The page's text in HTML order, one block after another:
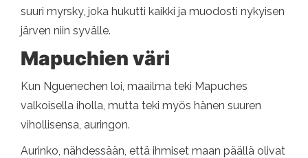
suuri myrsky, joka hukutti kaikki ja muodosti nykyisen
järven niin syvälle.
Mapuchien väri
Kun Nguenechen loi, maailma teki Mapuches
valkoisella iholla, mutta teki myös hänen suuren
vihollisensa, auringon.
Aurinko, nähdessään, että ihmiset maan päällä olivat